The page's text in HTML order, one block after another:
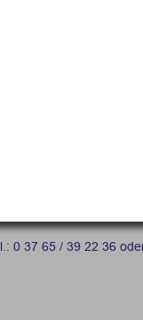
0 37 65 / 39 22 36